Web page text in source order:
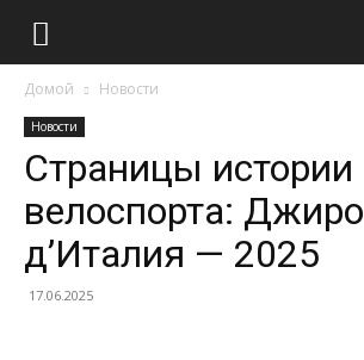
Домой Новости
Новости
Страницы истории
велоспорта: Джиро
д’Италия — 2025
17.06.2025